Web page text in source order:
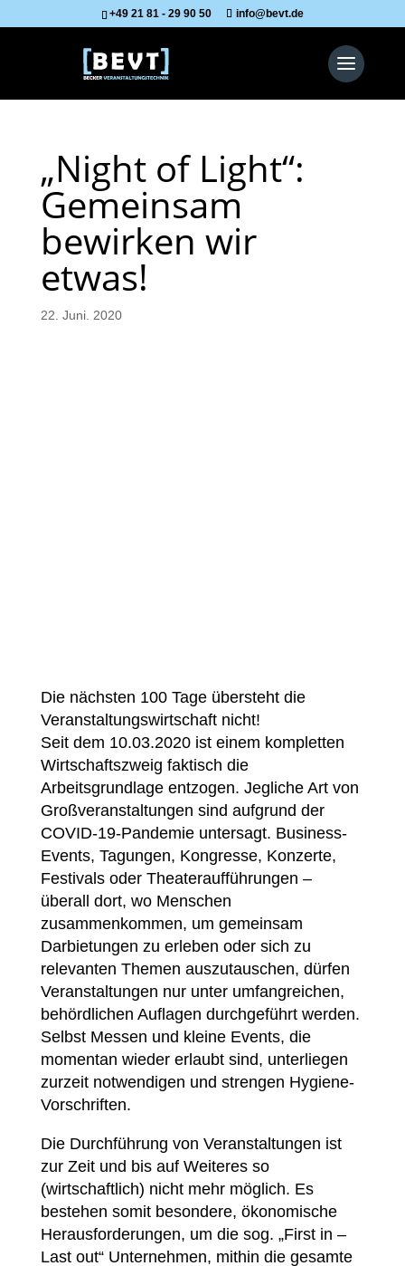
+49 21 81 - 29 90 50 info@bevt.de
„Night of Light“:
Gemeinsam
bewirken wir
etwas!
22. Juni. 2020
Die nächsten 100 Tage übersteht die
Veranstaltungswirtschaft nicht!
Seit dem 10.03.2020 ist einem kompletten
Wirtschaftszweig faktisch die
Arbeitsgrundlage entzogen. Jegliche Art von
Großveranstaltungen sind aufgrund der
COVID-19-Pandemie untersagt. Business-
Events, Tagungen, Kongresse, Konzerte,
Festivals oder Theateraufführungen –
überall dort, wo Menschen
zusammenkommen, um gemeinsam
Darbietungen zu erleben oder sich zu
relevanten Themen auszutauschen, dürfen
Veranstaltungen nur unter umfangreichen,
behördlichen Auflagen durchgeführt werden.
Selbst Messen und kleine Events, die
momentan wieder erlaubt sind, unterliegen
zurzeit notwendigen und strengen Hygiene-
Vorschriften.
Die Durchführung von Veranstaltungen ist
zur Zeit und bis auf Weiteres so
(wirtschaftlich) nicht mehr möglich. Es
bestehen somit besondere, ökonomische
Herausforderungen, um die sog. „First in –
Last out“ Unternehmen, mithin die gesamte